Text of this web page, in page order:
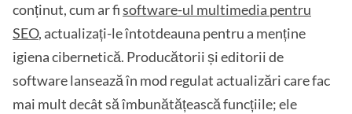
conținut, cum ar fisoftware-ul multimedia pentru
SEO, actualizați-le întotdeauna pentru a menține
igiena cibernetică. Producătorii și editorii de
software lansează în mod regulat actualizări care fac
mai mult decât să îmbunătățească funcțiile; ele